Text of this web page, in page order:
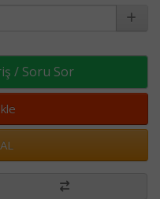
/ Soru Sor